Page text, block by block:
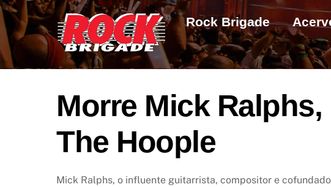
Skip
to
content
Rock Brigade
Morre Mick
The Hoople
Mick Ralphs, o influente guitarrista, compositor e